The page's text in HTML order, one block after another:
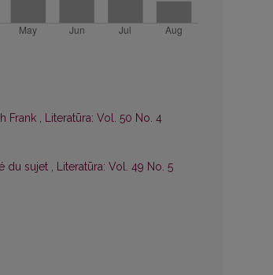
Frank , Literatūra: Vol. 50 No. 4
du sujet , Literatūra: Vol. 49 No. 5